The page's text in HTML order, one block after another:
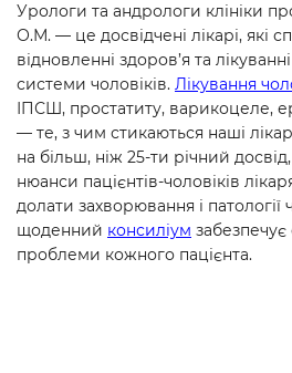
Урологи та андрологи клініки
О.М. — це досвідчені лікарі, які
відновленні здоров’я та
системи чоловіків. Лікування
ІПСШ, простатиту, варикоцеле,
— те, з чим стикаються наші
на більш, ніж 25-ти річний
нюанси пацієнтів-чоловіків
долати захворювання і патології
щоденний консиліум
проблеми кожного пацієнта.